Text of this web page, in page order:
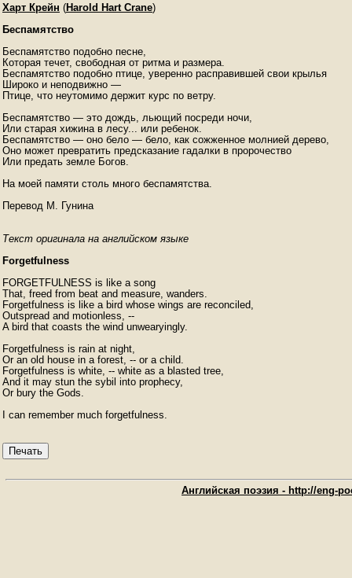
Харт Крейн (Harold Hart Crane)
Беспамятство
Беспамятство подобно песне,
Которая течет, свободная от ритма и размера.
Беспамятство подобно птице, уверенно расправившей свои крылья
Широко и неподвижно —
Птице, что неутомимо держит курс по ветру.
Беспамятство — это дождь, льющий посреди ночи,
Или старая хижина в лесу... или ребенок.
Беспамятство — оно бело — бело, как сожженное молнией дерево,
Оно может превратить предсказание гадалки в пророчество
Или предать земле Богов.
На моей памяти столь много беспамятства.
Перевод М. Гунина
Текст оригинала на английском языке
Forgetfulness
FORGETFULNESS is like a song
That, freed from beat and measure, wanders.
Forgetfulness is like a bird whose wings are reconciled,
Outspread and motionless, --
A bird that coasts the wind unwearyingly.
Forgetfulness is rain at night,
Or an old house in a forest, -- or a child.
Forgetfulness is white, -- white as a blasted tree,
And it may stun the sybil into prophecy,
Or bury the Gods.
I can remember much forgetfulness.
Печать
Английская поэзия - http://eng-